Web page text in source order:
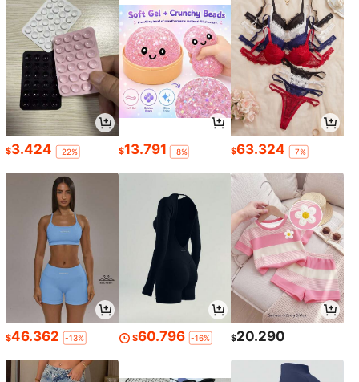
$3.424 -22% $13.791 -8% $63.324 -7%
$46.362 -13% $60.796 -16% $20.290